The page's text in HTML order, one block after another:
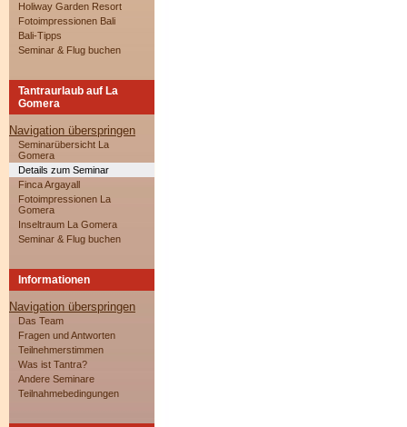
Holiway Garden Resort
Fotoimpressionen Bali
Bali-Tipps
Seminar & Flug buchen
Tantraurlaub auf La
Gomera
Navigation überspringen
Seminarübersicht La
Gomera
Details zum Seminar
Finca Argayall
Fotoimpressionen La
Gomera
Inseltraum La Gomera
Seminar & Flug buchen
Informationen
Navigation überspringen
Das Team
Fragen und Antworten
Teilnehmerstimmen
Was ist Tantra?
Andere Seminare
Teilnahmebedingungen